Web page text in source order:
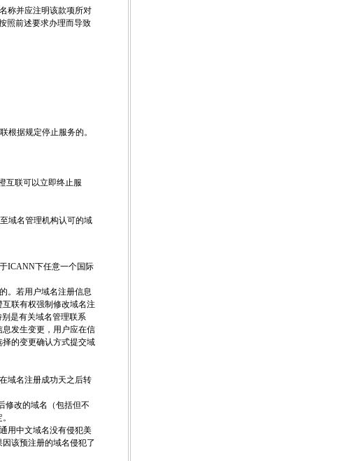
称并应注明该款项所对
照前述要求办理而导致
根据规定停止服务的。
互联可以立即终止服
域名管理机构认可的域
ICANN下任意一个国际
。若用户域名注册信息
联有权强制修改域名注
是有关域名管理联系
发生变更，用户应在信
的变更确认方式提交域
域名注册成功天之后转
修改的域名（包括但不
用中文域名没有侵犯美
该预注册的域名侵犯了